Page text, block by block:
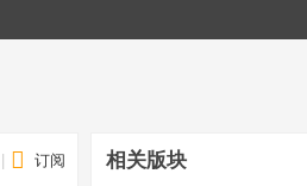
订阅 相关版块